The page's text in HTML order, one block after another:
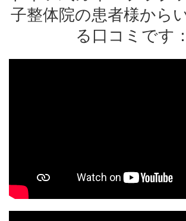
子整体院の患者様から
る口コミです：